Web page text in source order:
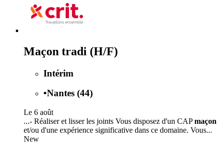
Maçon tradi (H/F)
Intérim
•Nantes (44)
Le 6 août
...- Réaliser et lisser les joints Vous disposez d'un CAPmaçon
et/ou d'une expérience significative dans ce domaine. Vous...
New